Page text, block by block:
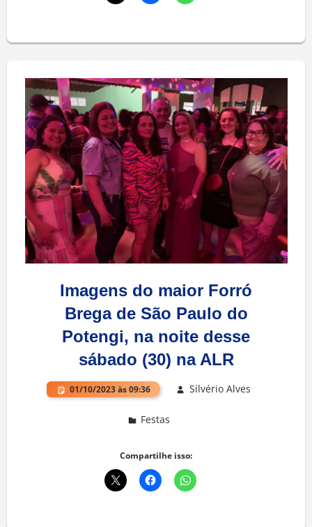
Imagens do maior Forró
Brega de São Paulo do
Potengi, na noite desse
sábado (30) na ALR
01/10/2023 às 09:36 Silvério Alves
Festas
Compartilhe isso: